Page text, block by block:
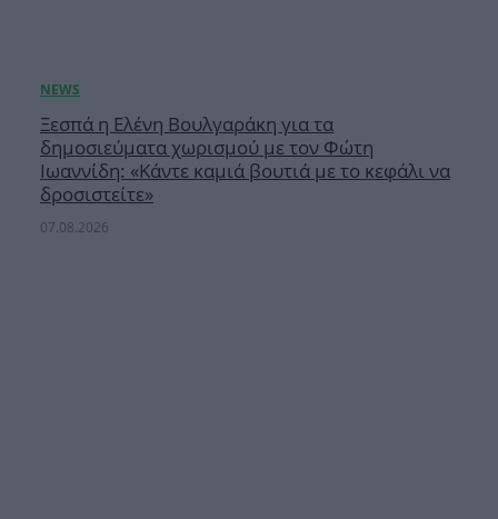
Ξεσπά η Ελένη Βουλγαράκη για τα
δημοσιεύματα χωρισμού με τον Φώτη
Ιωαννίδη: «Κάντε καμιά βουτιά με το κεφάλι να
δροσιστείτε»
07.08.2026